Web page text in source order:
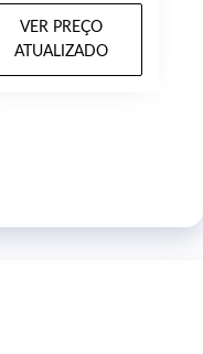
VER PREÇO
ATUALIZADO